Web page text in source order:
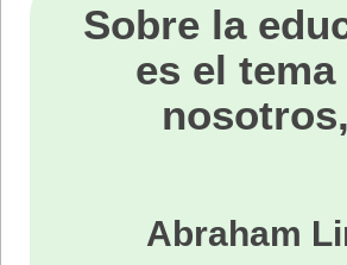
Sobre la
es el
Abraham